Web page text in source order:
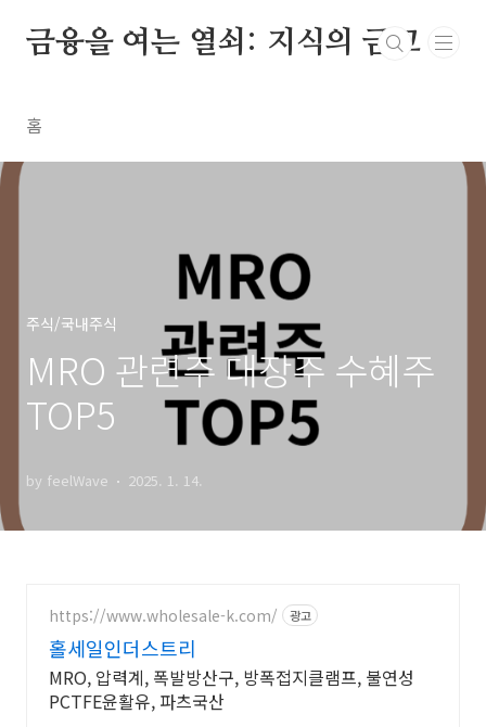
금융을 여는 열쇠: 지식의 금고
홈
주식/국내주식
MRO 관련주 대장주 수혜주
TOP5
by feelWave 2025. 1. 14.
https://www.wholesale-k.com/ 광고
홀세일인더스트리
MRO, 압력계, 폭발방산구, 방폭접지클램프, 불연성
PCTFE윤활유, 파츠국산